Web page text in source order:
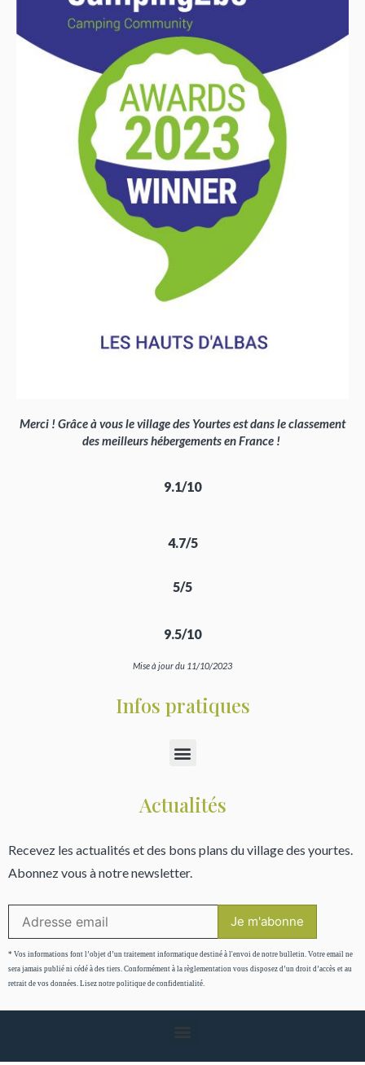
Merci ! Grâce à vous le village des Yourtes est dans le classement
des meilleurs hébergements en France !
9.1/10
4.7/5
5/5
9.5/10
Mise à jour du 11/10/2023
Infos pratiques
Actualités
Recevez les actualités et des bons plans du village des yourtes.
Abonnez vous à notre newsletter.
* Vos informations font l’objet d’un traitement informatique destiné à l'envoi de notre bulletin. Votre email ne
sera jamais publié ni cédé à des tiers. Conformément à la règlementation vous disposez d’un droit d’accès et au
retrait de vos données. Lisez notre politique de confidentialité.